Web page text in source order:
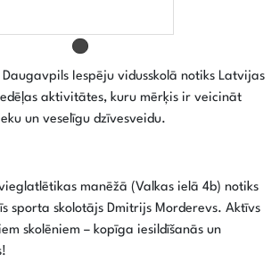
Iespēju vidusskolā notiks Latvijas
aktivitātes, kuru mērķis ir veicināt
un veselīgu dzīvesveidu.
manēžā (Valkas ielā 4b) notiks
sporta skolotājs Dmitrijs Morderevs. Aktīvs
skolēniem – kopīga iesildīšanās un